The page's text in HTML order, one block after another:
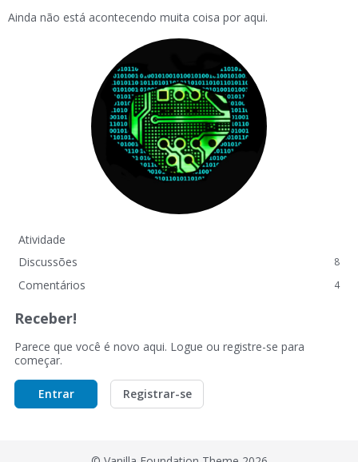
Ainda não está acontecendo muita coisa por aqui.
Atividade
Discussões
8
Comentários 4
Receber!
Parece que você é novo aqui. Logue ou registre-se para
começar.
Entrar Registrar-se